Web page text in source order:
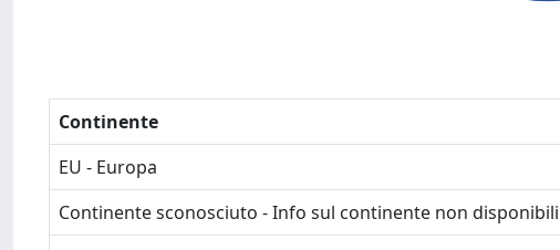
Continente
EU - Europa
Continente sconosciuto - Info sul continente non disponibili